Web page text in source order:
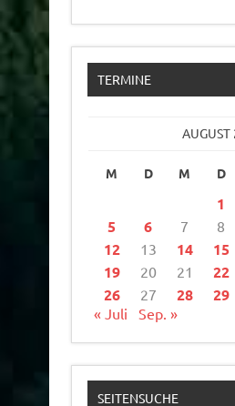
TERMINE
AUGUST
M D M D
1
5 6 7 8
12 13 14 15
19 20 21 22
26 27 28 29
« Juli Sep. »
SEITENSUCHE